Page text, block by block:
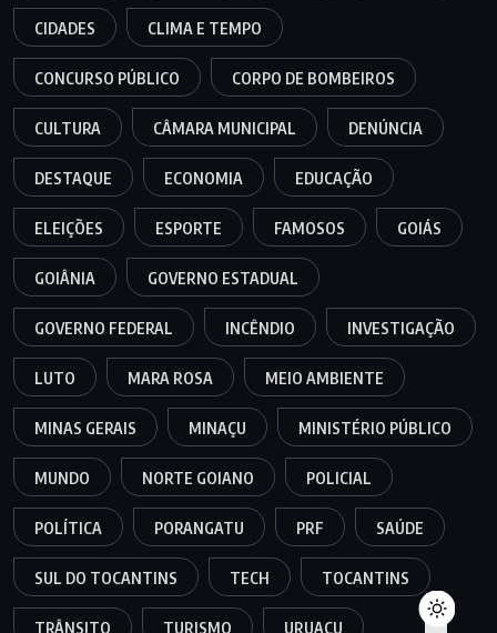
CIDADES CLIMA E TEMPO
CONCURSO PÚBLICO CORPO DE BOMBEIROS
CULTURA CÂMARA MUNICIPAL DENÚNCIA
DESTAQUE ECONOMIA EDUCAÇÃO
ELEIÇÕES ESPORTE FAMOSOS GOIÁS
GOIÂNIA GOVERNO ESTADUAL
GOVERNO FEDERAL INCÊNDIO INVESTIGAÇÃO
LUTO MARA ROSA MEIO AMBIENTE
MINAS GERAIS MINAÇU MINISTÉRIO PÚBLICO
MUNDO NORTE GOIANO POLICIAL
POLÍTICA PORANGATU PRF SAÚDE
SUL DO TOCANTINS TECH TOCANTINS
TRÂNSITO TURISMO URUAÇU